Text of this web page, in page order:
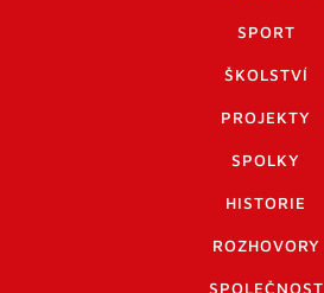
SPORT
ŠKOLSTVÍ
PROJEKTY
SPOLKY
HISTORIE
ROZHOVORY
SPOLEČNOST